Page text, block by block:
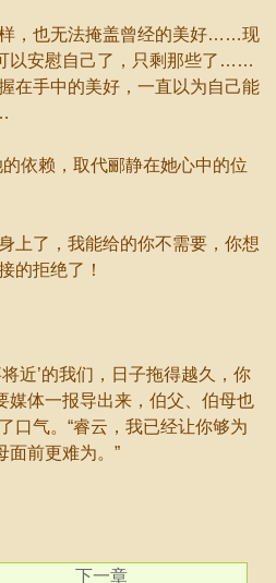
，也无法掩盖曾经的美好……现
以安慰自己了，只剩那些了……
在手中的美好，一直以为自己能
依赖，取代郦静在她心中的位
了，我能给的你不需要，你想
的拒绝了！
近’的我们，日子拖得越久，你
媒体一报导出来，伯父、伯母也
口气。“睿云，我已经让你够为
面前更难为。”
下一章